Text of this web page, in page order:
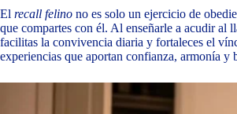
El recall felino no es solo un ejercicio de
que compartes con él. Al enseñarle a acudir al
facilitas la convivencia diaria y fortaleces el
experiencias que aportan confianza, armonía y